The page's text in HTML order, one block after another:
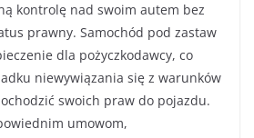
kontrolę nad swoim autem bez
prawny. Samochód pod zastaw
dla pożyczkodawcy, co
niewywiązania się z warunków
swoich praw do pojazdu.
umowom,